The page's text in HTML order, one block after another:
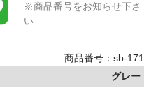
※商品番号をお知らせ下さ
い
商品番号：sb-171
グレー